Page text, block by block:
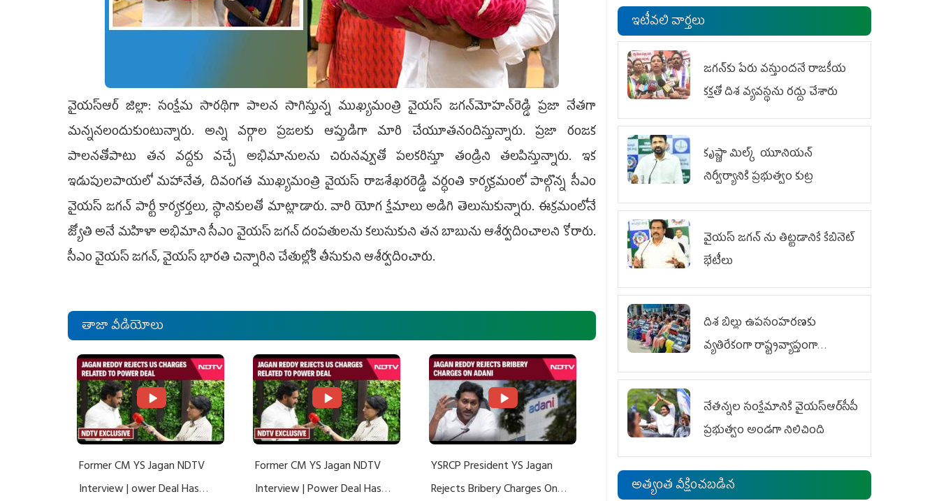
వైయ‌స్ఆర్ జిల్లా: సంక్షేమ సారథిగా పాలన సాగిస్తున్న ముఖ్యమంత్రి వైయ‌స్‌ జగన్‌మోహన్‌రెడ్డి ప్రజా నేతగా
మన్ననలందుకుంటున్నారు. అన్ని వర్గాల ప్రజలకు ఆప్తుడిగా మారి చేయూతనందిస్తున్నారు. ప్రజా రంజక
పాలనతోపాటు తన వద్దకు వచ్చే అభిమానులను చిరునవ్వుతో పలకరిస్తూ తండ్రిని తలపిస్తున్నారు. ఇక
ఇడుపులపాయలో మహానేత, దివంగత ముఖ్యమంత్రి వైయ‌స్‌ రాజశేఖరరెడ్డి వర్ధంతి కార్యక్రమంలో పాల్గొన్న సీఎం
వైయ‌స్‌ జగన్ పార్టీ కార్యకర్తలు, స్థానికులతో మాట్లాడారు. వారి యోగ క్షేమాలు అడిగి తెలుసుకున్నారు. ఈక్రమంలోనే
జ్యోతి అనే మహిళా అభిమాని సీఎం వైయ‌స్ జగన్‌ దంపతులను కలుసుకుని తన బాబును ఆశీర్వదించాలని కోరారు.
సీఎం వైయ‌స్‌ జగన్‌, వైయ‌స్‌ భారతి చిన్నారిని చేతుల్లోకి తీసుకుని ఆశీర్వదించారు.
తాజా వీడియోలు
Former CM YS Jagan NDTV
Interview | ower Deal Has
Former CM YS Jagan NDTV
Interview | Power Deal Has
YSRCP President YS Jagan
Rejects Bribery Charges On
ఇటీవలి వార్తలు
జగన్‌కు పేరు వస్తుందనే రాజకీయ
కక్షతో దిశ వ్య‌వ‌స్థ‌ను రద్దు చేశారు
కృష్ణా మిల్క్‌ యూనియన్‌
నిర్వీర్యానికి ప్రభుత్వం కుట్ర
వైయ‌స్ జగన్‌ ను తిట్టడానికే కేబినెట్‌
భేటీలు
దిశ బిల్లు ఉపసంహరణకు
వ్యతిరేకంగా రాష్ట్రవ్యాప్తంగా
వైయ‌స్ఆర్‌సీపీ మహిళా విభాగం
నేతన్నల సంక్షేమానికి వైయ‌స్ఆర్‌సీపీ
ప్రభుత్వం అండగా నిలిచింది
అత్యంత వీక్షించబడిన